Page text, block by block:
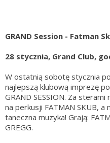
GRAND Session - Fatman
28 stycznia, Grand Club,
W ostatnią sobotę stycznia
najlepszą klubową imprezę
GRAND SESSION. Za
na perkusji FATMAN SKUB, a
taneczna muzyka! Grają:
GREGG.